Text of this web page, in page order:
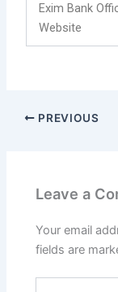
Exim Bank
Website
PREVIOUS
Leave a
Your email
fields are